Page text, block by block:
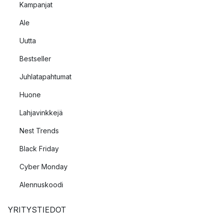
Kampanjat
Ale
Uutta
Bestseller
Juhlatapahtumat
Huone
Lahjavinkkejä
Nest Trends
Black Friday
Cyber Monday
Alennuskoodi
YRITYSTIEDOT